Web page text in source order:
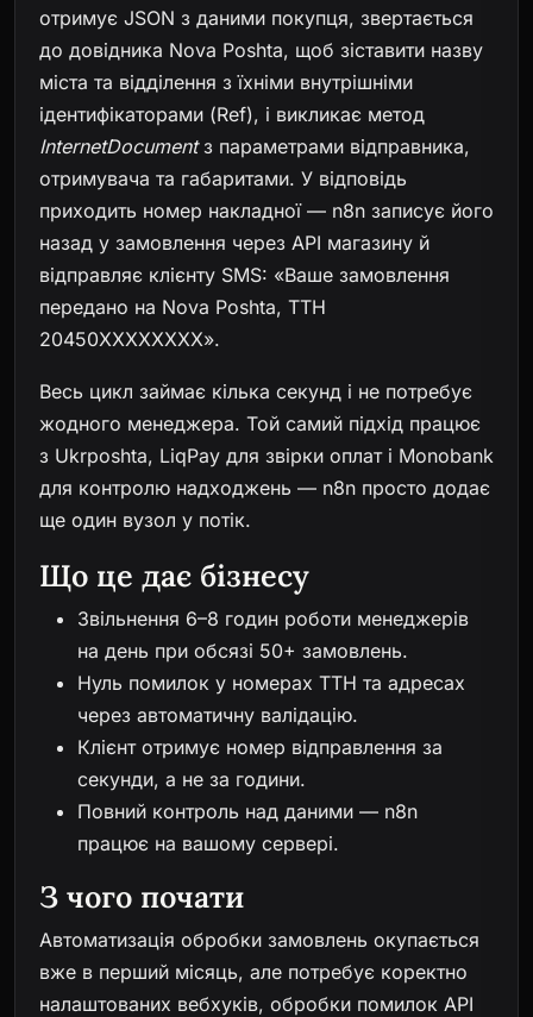
отримує JSON з даними покупця, звертається
до довідника Nova Poshta, щоб зіставити назву
міста та відділення з їхніми внутрішніми
ідентифікаторами (Ref), і викликає метод
InternetDocumentз параметрами відправника,
отримувача та габаритами. У відповідь
приходить номер накладної — n8n записує його
назад у замовлення через API магазину й
відправляє клієнту SMS: «Ваше замовлення
передано на Nova Poshta, ТТН
20450XXXXXXXX».
Весь цикл займає кілька секунд і не потребує
жодного менеджера. Той самий підхід працює
з Ukrposhta, LiqPay для звірки оплат і Monobank
для контролю надходжень — n8n просто додає
ще один вузол у потік.
Що це дає бізнесу
Звільнення 6–8 годин роботи менеджерів
на день при обсязі 50+ замовлень.
Нуль помилок у номерах ТТН та адресах
через автоматичну валідацію.
Клієнт отримує номер відправлення за
секунди, а не за години.
Повний контроль над даними — n8n
працює на вашому сервері.
З чого почати
Автоматизація обробки замовлень окупається
вже в перший місяць, але потребує коректно
налаштованих вебхуків, обробки помилок API